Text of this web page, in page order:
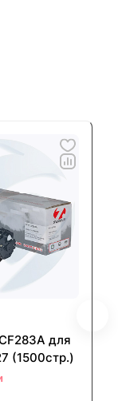
для
(1500стр.)